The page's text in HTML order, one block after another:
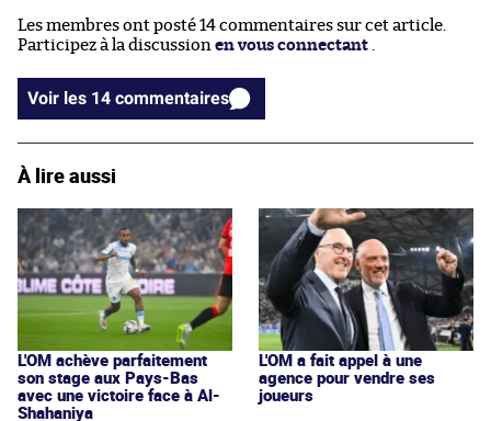
Les membres ont posté 14 commentaires sur cet article.
Participez à la discussion en vous connectant .
Voir les 14 commentaires
À lire aussi
L'OM achève parfaitement
son stage aux Pays-Bas
avec une victoire face à Al-
Shahaniya
L'OM a fait appel à une
agence pour vendre ses
joueurs